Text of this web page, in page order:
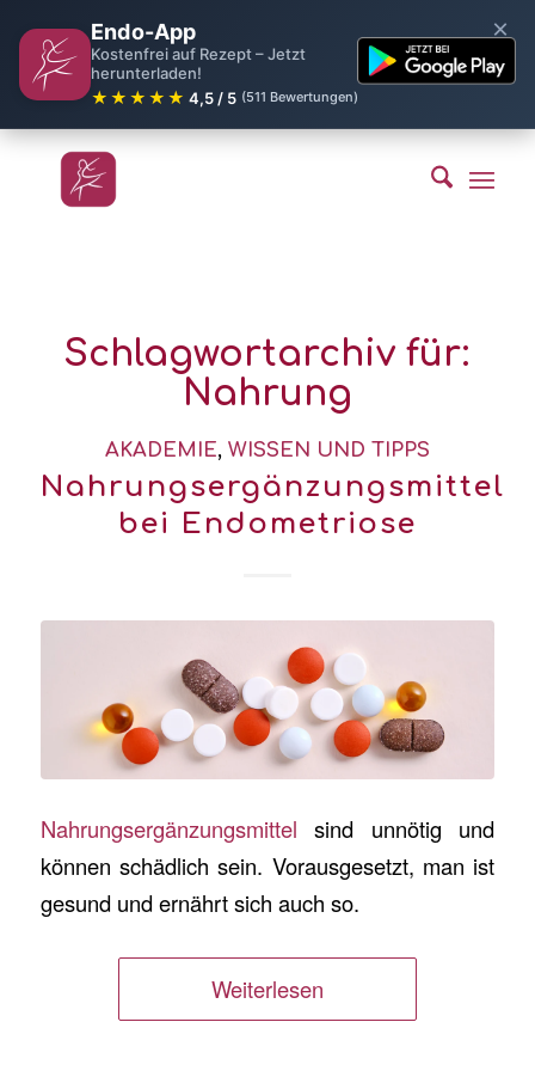
Endo-App
Kostenfrei auf Rezept – Jetzt
herunterladen!
★★★★★ 4,5 / 5 (511 Bewertungen)
×
Schlagwortarchiv für:
Nahrung
AKADEMIE, WISSEN UND TIPPS
Nahrungsergänzungsmittel
bei Endometriose
Nahrungsergänzungsmittel sind unnötig und
können schädlich sein. Vorausgesetzt, man ist
gesund und ernährt sich auch so.
Weiterlesen